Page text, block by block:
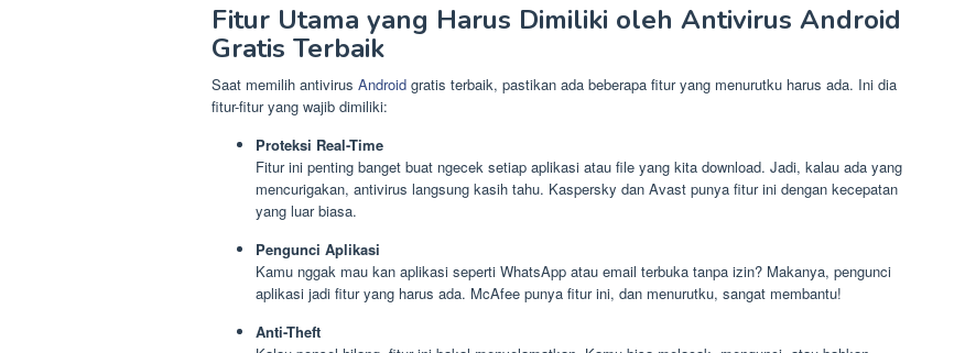
Fitur Utama yang Harus Dimiliki oleh Antivirus Android
Gratis Terbaik
Saat memilih antivirus Android gratis terbaik, pastikan ada beberapa fitur yang menurutku harus ada. Ini dia
fitur-fitur yang wajib dimiliki:
Proteksi Real-Time
Fitur ini penting banget buat ngecek setiap aplikasi atau file yang kita download. Jadi, kalau ada yang
mencurigakan, antivirus langsung kasih tahu. Kaspersky dan Avast punya fitur ini dengan kecepatan
yang luar biasa.
Pengunci Aplikasi
Kamu nggak mau kan aplikasi seperti WhatsApp atau email terbuka tanpa izin? Makanya, pengunci
aplikasi jadi fitur yang harus ada. McAfee punya fitur ini, dan menurutku, sangat membantu!
Anti-Theft